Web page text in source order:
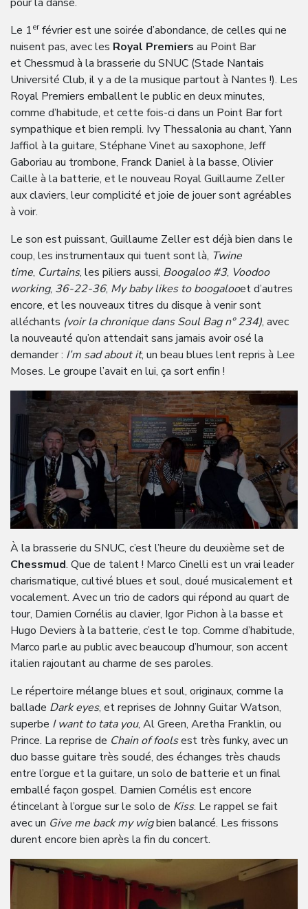
Le 1erfévrier est une soirée d’abondance, de celles qui ne
nuisent pas, avec les Royal Premiers au Point Bar
et Chessmud à la brasserie du SNUC (Stade Nantais
Université Club, il y a de la musique partout à Nantes !). Les
Royal Premiers emballent le public en deux minutes,
comme d’habitude, et cette fois-ci dans un Point Bar fort
sympathique et bien rempli. Ivy Thessalonia au chant, Yann
Jaffiol à la guitare, Stéphane Vinet au saxophone, Jeff
Gaboriau au trombone, Franck Daniel à la basse, Olivier
Caille à la batterie, et le nouveau Royal Guillaume Zeller
aux claviers, leur complicité et joie de jouer sont agréables
à voir.
Le son est puissant, Guillaume Zeller est déjà bien dans le
coup, les instrumentaux qui tuent sont là, Twine
time, Curtains, les piliers aussi, Boogaloo #3, Voodoo
working, 36-22-36, My baby likes to boogalooet d’autres
encore, et les nouveaux titres du disque à venir sont
alléchants (voir la chronique dans Soul Bag n° 234), avec
la nouveauté qu’on attendait sans jamais avoir osé la
demander : I’m sad about it, un beau blues lent repris à Lee
Moses. Le groupe l’avait en lui, ça sort enfin !
À la brasserie du SNUC, c’est l’heure du deuxième set de
Chessmud. Que de talent ! Marco Cinelli est un vrai leader
charismatique, cultivé blues et soul, doué musicalement et
vocalement. Avec un trio de cadors qui répond au quart de
tour, Damien Cornélis au clavier, Igor Pichon à la basse et
Hugo Deviers à la batterie, c’est le top. Comme d’habitude,
Marco parle au public avec beaucoup d’humour, son accent
italien rajoutant au charme de ses paroles.
Le répertoire mélange blues et soul, originaux, comme la
ballade Dark eyes, et reprises de Johnny Guitar Watson,
superbe I want to tata you, Al Green, Aretha Franklin, ou
Prince. La reprise de Chain of foolsest très funky, avec un
duo basse guitare très soudé, des échanges très chauds
entre l’orgue et la guitare, un solo de batterie et un final
emballé façon gospel. Damien Cornélis est encore
étincelant à l’orgue sur le solo de Kiss. Le rappel se fait
avec un Give me back my wigbien balancé. Les frissons
durent encore bien après la fin du concert.